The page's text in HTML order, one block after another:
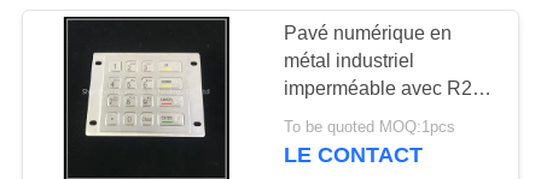
Pavé numérique en
métal industriel
imperméable avec R232
l'alimentation d'énergie
de l'interface Ps2
To be quoted MOQ:1pcs
LE CONTACT